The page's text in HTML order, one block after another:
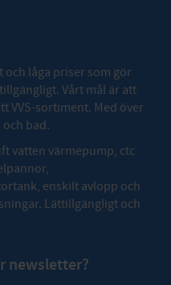
låga priser som gör
Vårt mål är att
VVS-sortiment. Med över
och bad.
vatten värmepump, ctc
enskilt avlopp och
Lättillgängligt och
newsletter?